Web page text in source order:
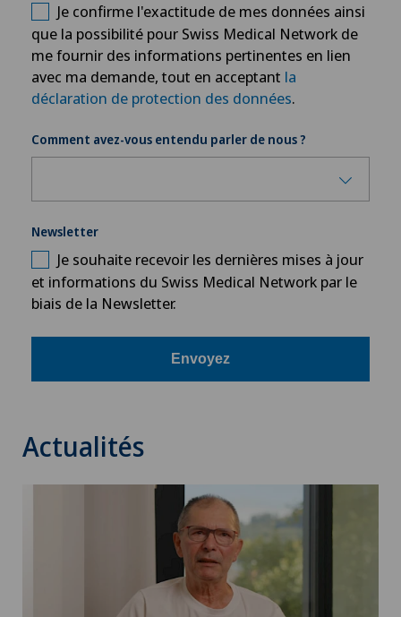
Géiatrie aiguë
Gériatrie
Glaucome
Gonarthrose de la réserve-Valgus
Greffe de cornée
Grossesse
Groupe Parkinson
Hématologie
Hernie discale cervicale
Je confirme l'exactitude de mes données ainsi
que la possibilité pour Swiss Medical Network de
me fournir des informations pertinentes en lien
avec ma demande, tout en acceptant la
déclaration de protection des données.
Comment avez-vous entendu parler de nous ?
Newsletter
Je souhaite recevoir les dernières mises à jour
et informations du Swiss Medical Network par le
biais de la Newsletter.
Envoyez
Actualités